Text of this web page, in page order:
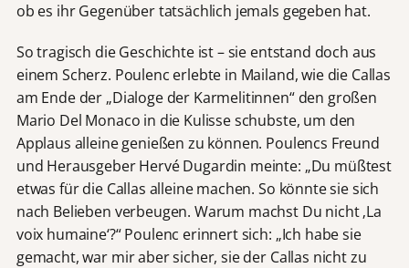
ob es ihr Gegenüber tatsächlich jemals gegeben hat.
So tragisch die Geschichte ist – sie entstand doch aus
einem Scherz. Poulenc erlebte in Mailand, wie die Callas
am Ende der „Dialoge der Karmelitinnen“ den großen
Mario Del Monaco in die Kulisse schubste, um den
Applaus alleine genießen zu können. Poulencs Freund
und Herausgeber Hervé Dugardin meinte: „Du müßtest
etwas für die Callas alleine machen. So könnte sie sich
nach Belieben verbeugen. Warum machst Du nicht ‚La
voix humaine‘?“ Poulenc erinnert sich: „Ich habe sie
gemacht, war mir aber sicher, sie der Callas nicht zu